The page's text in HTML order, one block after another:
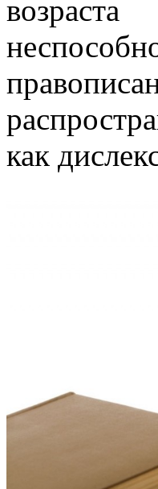
как